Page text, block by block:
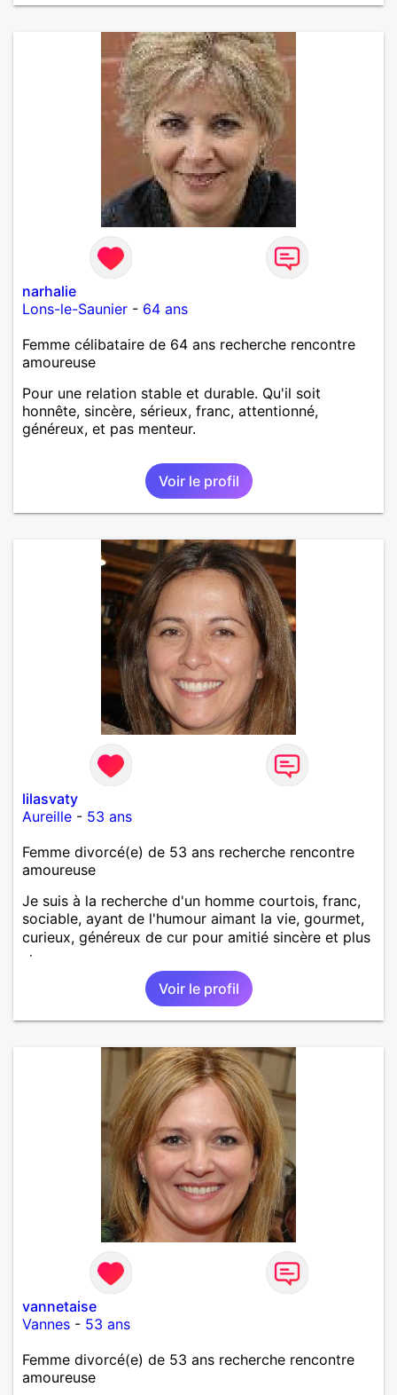
narhalie
Lons-le-Saunier - 64 ans
Femme célibataire de 64 ans recherche rencontre
amoureuse
Pour une relation stable et durable. Qu'il soit
honnête, sincère, sérieux, franc, attentionné,
généreux, et pas menteur.
Voir le profil
lilasvaty
Aureille - 53 ans
Femme divorcé(e) de 53 ans recherche rencontre
amoureuse
Je suis à la recherche d'un homme courtois, franc,
sociable, ayant de l'humour aimant la vie, gourmet,
curieux, généreux de cur pour amitié sincère et plus
si.
Voir le profil
vannetaise
Vannes - 53 ans
Femme divorcé(e) de 53 ans recherche rencontre
amoureuse